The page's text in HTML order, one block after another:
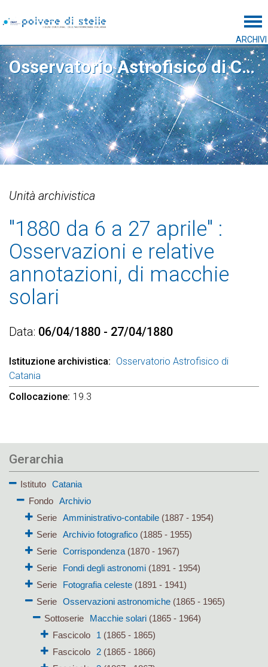
ARCHIVI
Osservatorio Astrofisico di Catania
Unità archivistica
"1880 da 6 a 27 aprile" :
Osservazioni e relative
annotazioni, di macchie
solari
Data 06/04/1880 - 27/04/1880
Istituzione archivistica
Osservatorio Astrofisico di
Catania
Collocazione 19.3
Gerarchia
Istituto
Catania
Fondo
Archivio
Serie Amministrativo-contabile(1887 - 1954)
Serie Archivio fotografico(1885 - 1955)
Serie Corrispondenza(1870 - 1967)
Serie
Fondi degli astronomi(1891 - 1954)
Serie
Fotografia celeste(1891 - 1941)
Serie Osservazioni astronomiche(1865 - 1965)
Sottoserie
Macchie solari (1865 - 1964)
Fascicolo
1 (1865 - 1865)
Fascicolo
2(1865 - 1866)